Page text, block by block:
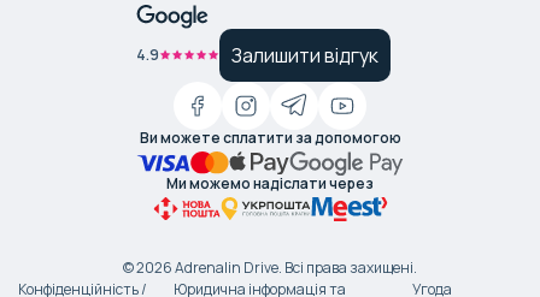
4.9 Залишити відгук
Ви можете сплатити за допомогою
Ми можемо надіслати через
©2026Adrenalin Drive. Всі права захищені.
Конфіденційність /
Юридична інформація та Угода